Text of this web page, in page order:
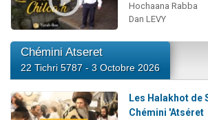
Hochaana Rabba
Dan LEVY
Chémini Atseret
22 Tichri 5787 - 3 Octobre 2026
Les Halakhot de
Chémini 'Atséret